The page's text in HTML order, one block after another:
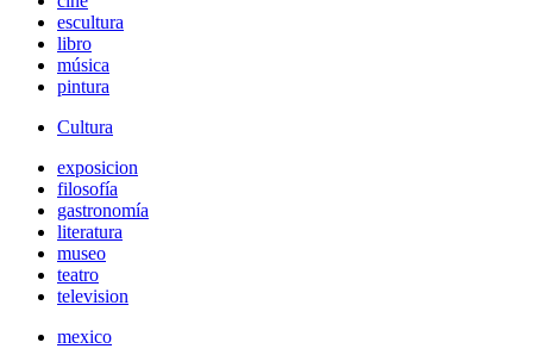
escultura
libro
música
pintura
Cultura
exposicion
filosofía
gastronomía
literatura
museo
teatro
television
mexico